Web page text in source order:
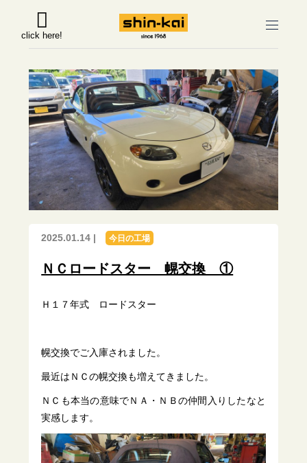
click here!
2025.01.14 | 今日の工場
ＮＣロードスター 幌交換 ①
Ｈ１７年式 ロードスター
幌交換でご入庫されました。
最近はＮＣの幌交換も増えてきました。
ＮＣも本当の意味でＮＡ・ＮＢの仲間入りしたなと
実感します。